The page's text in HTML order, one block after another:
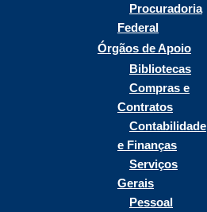
Procuradoria
Federal
Órgãos de Apoio
Bibliotecas
Compras e
Contratos
Contabilidade
e Finanças
Serviços
Gerais
Pessoal